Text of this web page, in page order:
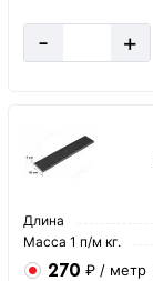
- +
Длина
Масса 1 п/м кг.
270 ₽ / метр